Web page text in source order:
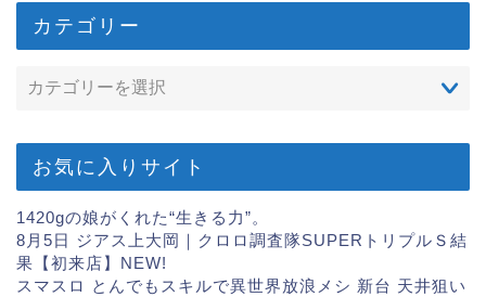
カテゴリー
お気に入りサイト
1420gの娘がくれた“生きる力”。
8月5日 ジアス上大岡｜クロロ調査隊SUPERトリプルＳ結
果【初来店】 NEW!
スマスロ とんでもスキルで異世界放浪メシ 新台 天井狙い